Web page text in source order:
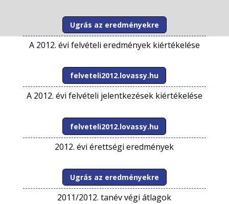
Ugrás az eredményekre
A 2012. évi felvételi eredmények kiértékelése
felveteli2012.lovassy.hu
A 2012. évi felvételi jelentkezések kiértékelése
felveteli2012.lovassy.hu
2012. évi érettségi eredmények
Ugrás az eredményekre
2011/2012. tanév végi átlagok